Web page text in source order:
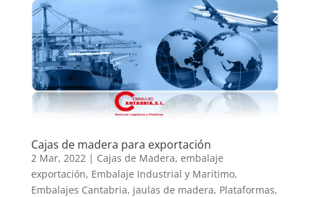
Cajas de madera para exportación
2 Mar, 2022 | Cajas de Madera, embalaje
exportación, Embalaje Industrial y Marítimo,
Embalajes Cantabria, jaulas de madera, Plataformas,